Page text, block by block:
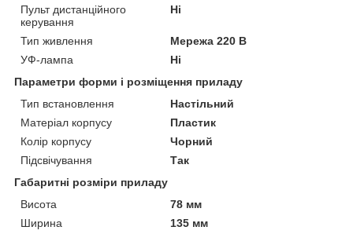
Пульт дистанційного
керування
Ні
Тип живлення
Мережа 220 В
УФ-лампа
Ні
Параметри форми і розміщення приладу
Тип встановлення
Настільний
Матеріал корпусу
Пластик
Колір корпусу
Чорний
Підсвічування
Так
Габаритні розміри приладу
Висота
78 мм
Ширина
135 мм